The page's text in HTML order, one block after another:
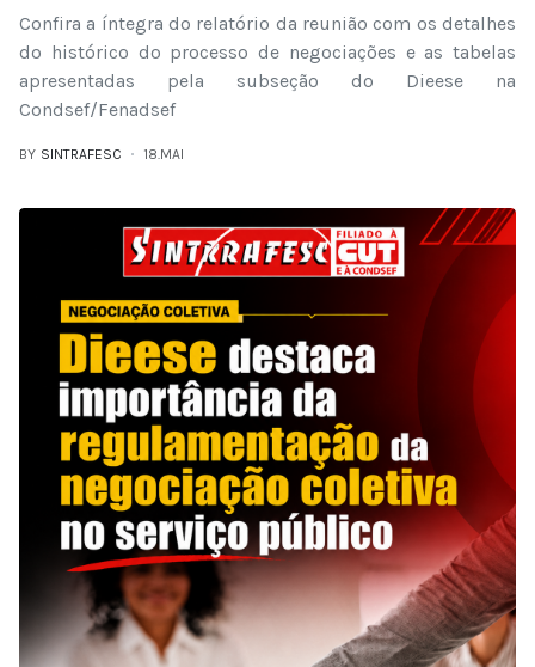
Confira a íntegra do relatório da reunião com os detalhes
do histórico do processo de negociações e as tabelas
apresentadas pela subseção do Dieese na
Condsef/Fenadsef
BY SINTRAFESC 18.MAI